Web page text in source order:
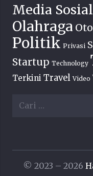
Media Sosial
Olahraga
Politik Privasi
Startup Technology
Terkini Travel Video
Cari
© 2023 – 2026